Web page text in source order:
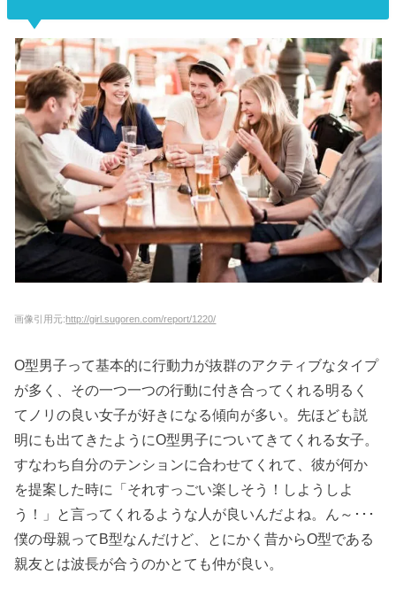
画像引用元:http://girl.sugoren.com/report/1220/
O型男子って基本的に行動力が抜群のアクティブなタイプ
が多く、その一つ一つの行動に付き合ってくれる明るく
てノリの良い女子が好きになる傾向が多い。先ほども説
明にも出てきたようにO型男子についてきてくれる女子。
すなわち自分のテンションに合わせてくれて、彼が何か
を提案した時に「それすっごい楽しそう！しようしよ
う！」と言ってくれるような人が良いんだよね。ん～･･･
僕の母親ってB型なんだけど、とにかく昔からO型である
親友とは波長が合うのかとても仲が良い。